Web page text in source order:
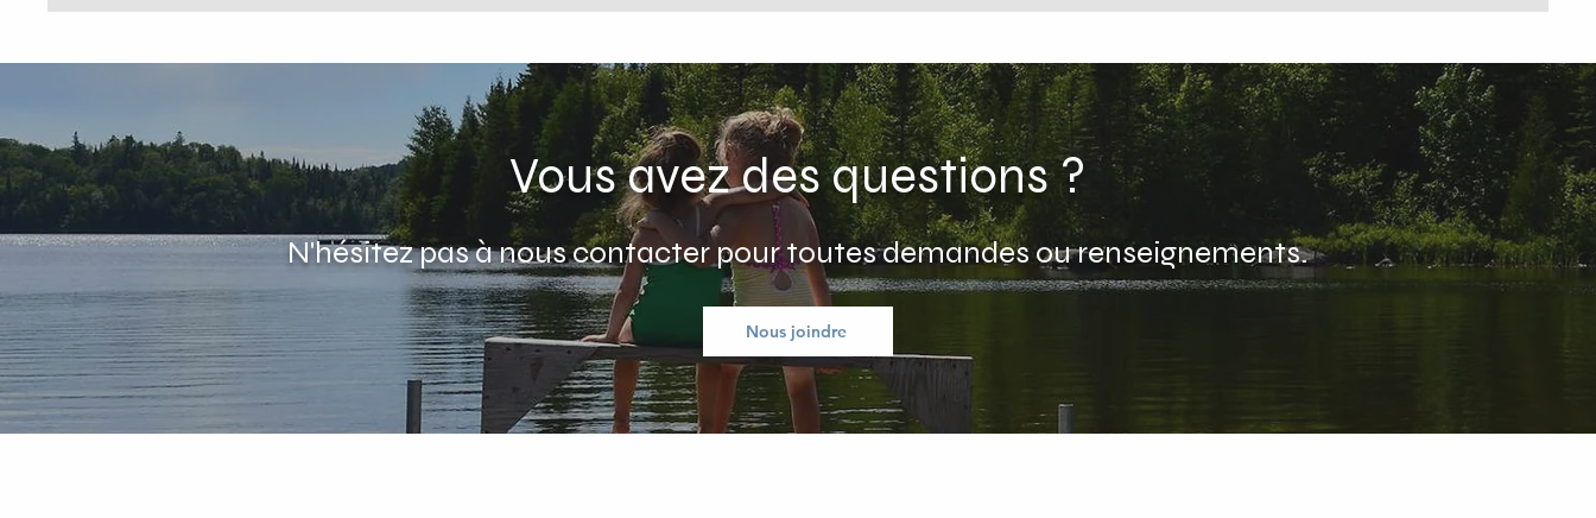
Vous avez des questions ?
N'hésitez pas à nous contacter pour toutes demandes ou renseignements.
Nous joindre